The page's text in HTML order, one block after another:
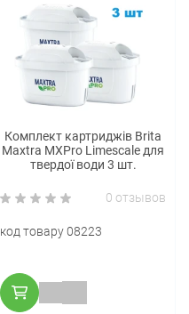
Комплект картриджів Brita
Maxtra MXPro Limescale для
твердої води 3 шт.
0 отзывов
код товару 08223